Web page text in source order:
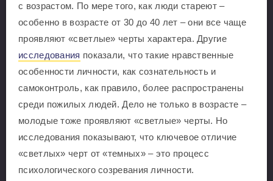
с возрастом. По мере того, как люди стареют –
особенно в возрасте от 30 до 40 лет – они все чаще
проявляют «светлые» черты характера. Другие
исследования показали, что такие нравственные
особенности личности, как сознательность и
самоконтроль, как правило, более распространены
среди пожилых людей. Дело не только в возрасте –
молодые тоже проявляют «светлые» черты. Но
исследования показывают, что ключевое отличие
«светлых» черт от «темных» – это процесс
психологического созревания личности.